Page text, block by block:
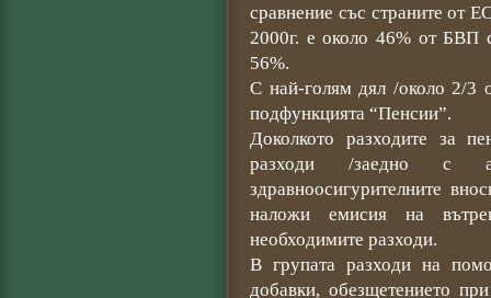
сравнение със страните от
2000г. е около 46% от БВП
56%.
С най-голям дял /около 2/3
подфункцията “Пенсии”.
Доколкото разходите за
разходи /заедно с
здравноосигурителните
наложи емисия на
необходимите разходи.
В групата разходи на
добавки, обезщетението